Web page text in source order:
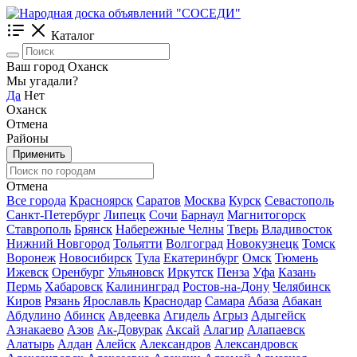
Каталог
Ваш город Оханск
Мы угадали?
Да Нет
Оханск
Отмена
Районы
Применить
Отмена
Все города Красноярск Саратов Москва Курск Севастополь
Санкт-Петербург Липецк Сочи Барнаул Магнитогорск
Ставрополь Брянск Набережные Челны Тверь Владивосток
Нижний Новгород Тольятти Волгоград Новокузнецк Томск
Воронеж Новосибирск Тула Екатеринбург Омск Тюмень
Ижевск Оренбург Ульяновск Иркутск Пенза Уфа Казань
Пермь Хабаровск Калининград Ростов-на-Дону Челябинск
Киров Рязань Ярославль Краснодар Самара Абаза Абакан
Абдулино Абинск Авдеевка Агидель Агрыз Адыгейск
Азнакаево Азов Ак-Довурак Аксай Алагир Алапаевск
Алатырь Алдан Алейск Александров Александровск